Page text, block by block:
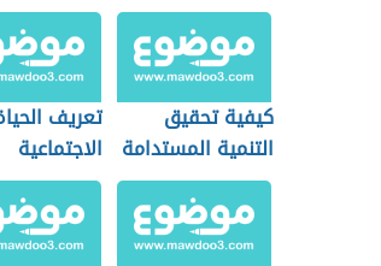
كيفية تحقيق
التنمية المستدامة
تعريف
الاجتماعية